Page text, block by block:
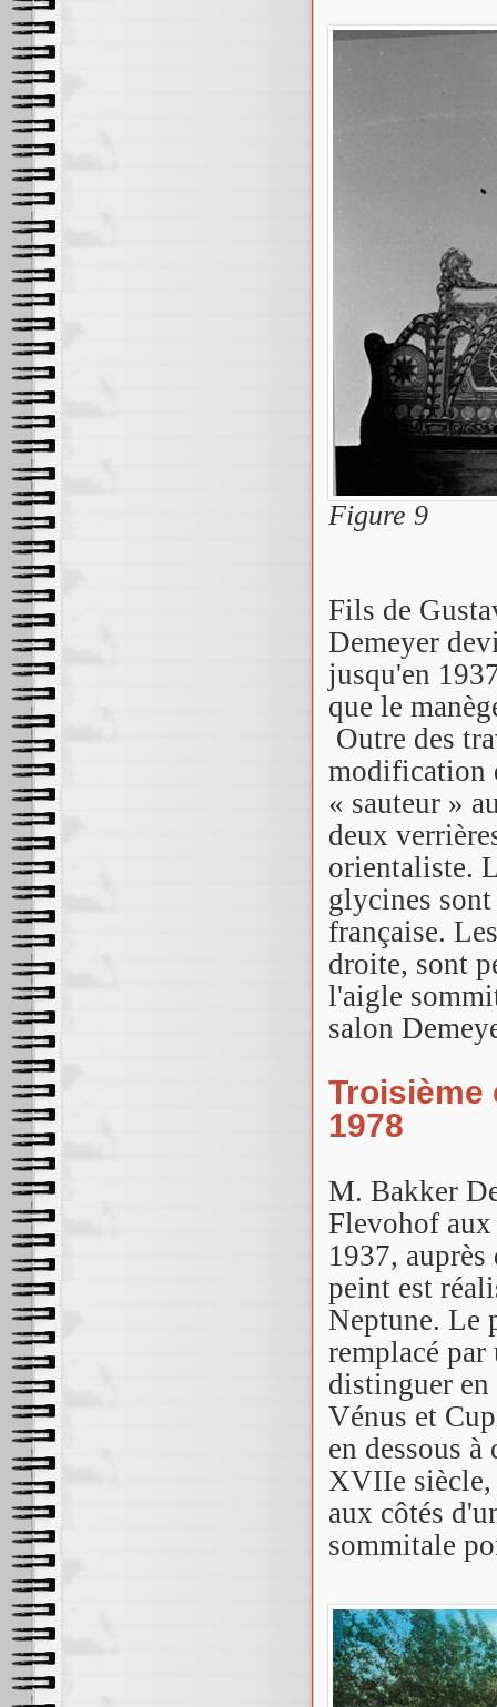
Figure 9
Fils de
Demeyer
jusqu'en
que le
Outre des
modification
« sauteur »
deux
orientaliste.
glycines sont
française.
droite, sont
l'aigle
salon
Troisième
1978
M. Bakker
Flevohof aux
1937,
peint est
Neptune. Le
remplacé
distinguer en
Vénus et
en dessous
XVIIe siècle,
aux côtés
sommitale